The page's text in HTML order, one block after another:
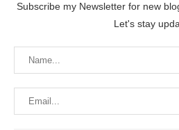
Subscribe my Newsletter for new
Let's stay